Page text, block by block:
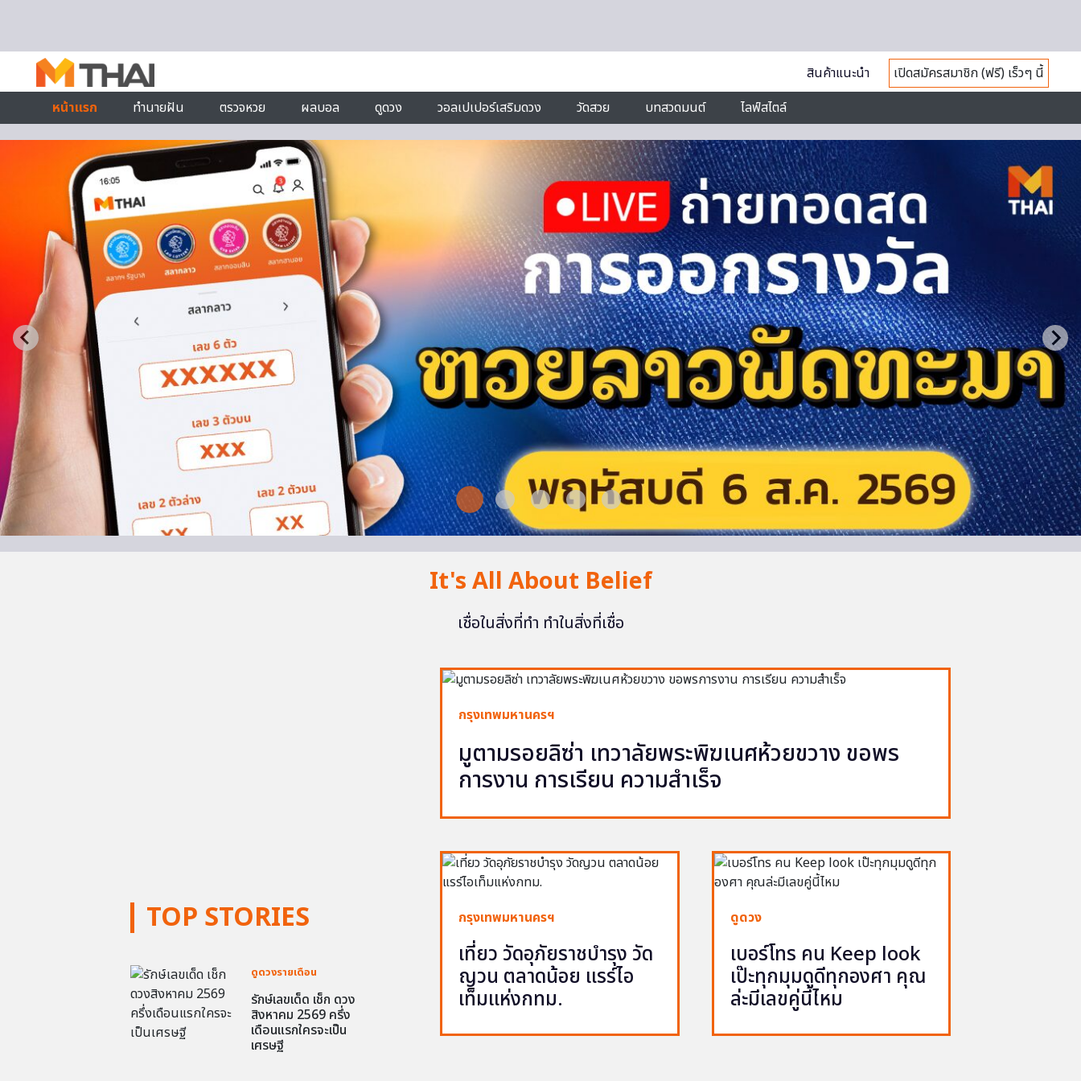
สินค้าแนะนำ
เปิดสมัครสมาชิก (ฟรี) เร็วๆ นี้
หน้าแรก
ทำนายฝัน ตรวจหวย ผลบอล ดูดวง วอลเปเปอร์เสริมดวง วัดสวย บทสวดมนต์ ไลฟ์สไตล์
It's All About Belief
เชื่อในสิ่งที่ทำ ทำในสิ่งที่เชื่อ
TOP STORIES
ดูดวงรายเดือน
รักษ์เลขเด็ด เช็ก ดวง
สิงหาคม 2569 ครึ่ง
เดือนแรกใครจะเป็น
เศรษฐี
กรุงเทพมหานครฯ
มูตามรอยลิซ่า เทวาลัยพระพิฆเนศห้วยขวาง ขอพร
การงาน การเรียน ความสำเร็จ
กรุงเทพมหานครฯ
เที่ยว วัดอุภัยราชบำรุง วัด
ญวน ตลาดน้อย แรร์ไอ
เท็มแห่งกทม.
ดูดวง
เบอร์โทร คน Keep look
เป๊ะทุกมุมดูดีทุกองศา คุณ
ล่ะมีเลขคู่นี้ไหม